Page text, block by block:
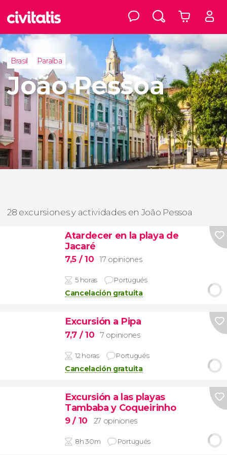
Brasil Paraíba
João Pessoa
28 excursiones y actividades en João Pessoa
Atardecer en la playa de
Jacaré
7,5 / 10 17 opiniones
5 horas Portugués
Cancelación gratuita
Excursión a Pipa
7,7 / 10 7 opiniones
12 horas Portugués
Cancelación gratuita
Excursión a las playas
Tambaba y Coqueirinho
9/ 10 27 opiniones
8h 30m Portugués